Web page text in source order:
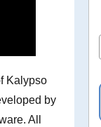
Kalypso
by
All